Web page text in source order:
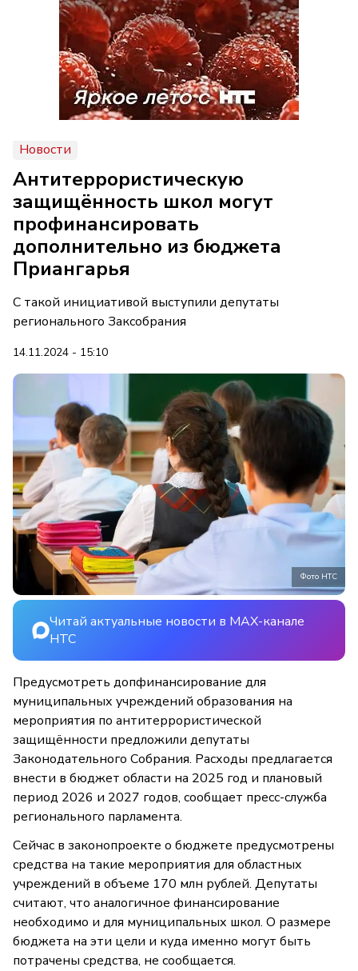
Новости
Антитеррористическую
защищённость школ могут
профинансировать
дополнительно из бюджета
Приангарья
С такой инициативой выступили депутаты
регионального Заксобрания
14.11.2024 - 15:10
Фото НТС
Читай актуальные новости в MAX-канале
НТС
Предусмотреть допфинансирование для
муниципальных учреждений образования на
мероприятия по антитеррористической
защищённости предложили депутаты
Законодательного Собрания. Расходы предлагается
внести в бюджет области на 2025 год и плановый
период 2026 и 2027 годов, сообщает пресс-служба
регионального парламента.
Сейчас в законопроекте о бюджете предусмотрены
средства на такие мероприятия для областных
учреждений в объеме 170 млн рублей. Депутаты
считают, что аналогичное финансирование
необходимо и для муниципальных школ. О размере
бюджета на эти цели и куда именно могут быть
потрачены средства, не сообщается.